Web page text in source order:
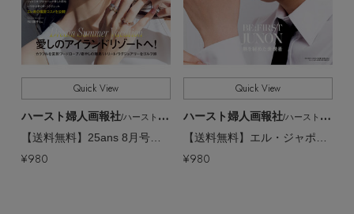
Quick View
ハースト婦人画報社/ハーストフジンガホウシャ
【送料無料】25ans 8月号（2026/6/26発売）
¥980
Quick View
ハースト婦人画報社/ハーストフジンガホウシャ
¥980